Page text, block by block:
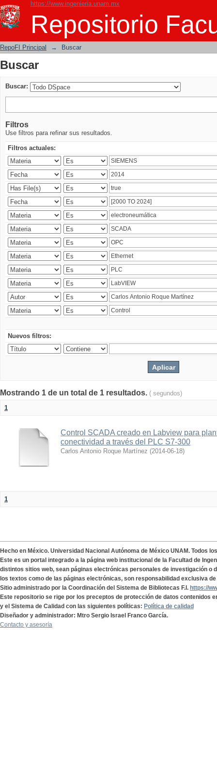
https://www.ingenieria.unam.mx
Repositorio
Buscar
RepoFI Principal → Buscar
Buscar
Buscar:
Filtros
Use filtros para refinar sus resultados.
Filtros actuales:
Nuevos filtros:
Mostrando 1 de un total de 1 resultados. ( segundos)
1
Control SCADA creado en Labview para
conectividad a través del PLC S7-300
Carlos Antonio Roque Martínez (2014-06-18)
1
Hecho en México. Universidad Nacional Autónoma de México UNAM. Todos
Este es un portal integrado a la página web institucional de la Facultad de
distintos sitios web, sean páginas electrónicas personales de investigación o
los textos como de las páginas electrónicas, son responsabilidad exclusiva
Sitio administrado por la Coordinación del Sistema de Bibliotecas F.I. https://
Este repositorio se rige por los preceptos de protección de datos contenidos
y el Sistema de Calidad con las siguientes políticas: Política de calidad
Diseñador y administrador: Mtro Sergio Israel Franco García.
Contacto y asesoría